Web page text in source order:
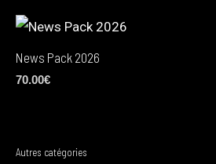
News Pack 2026
70.00€
Autres catégories